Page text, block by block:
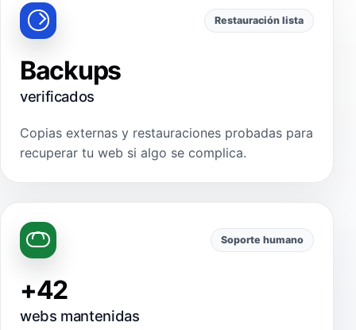
Restauración lista
Backups
verificados
Copias externas y restauraciones probadas para
recuperar tu web si algo se complica.
Soporte humano
+42
webs mantenidas